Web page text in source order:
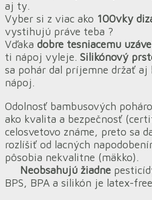
aj ty.
Vyber si z viac ako 100vky
vystihujú práve teba ?
Vďaka dobre tesniacemu
ti nápoj vyleje. Silikónový
sa pohár dal príjemne držať
nápoj.
Odolnosť bambusových
ako kvalita a bezpečnosť
celosvetovo známe, preto sa
rozlíšiť od lacných
pôsobia nekvalitne (mäkko).
Neobsahujú žiadne
BPS, BPA a silikón je latex-